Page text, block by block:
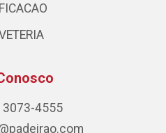
3073-4555